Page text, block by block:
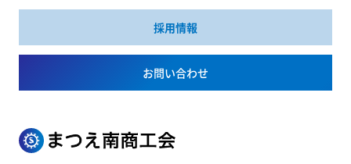
採用情報
お問い合わせ